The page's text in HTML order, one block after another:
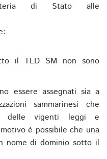
di Stato alle
il TLD SM non sono
essere assegnati sia a
sammarinesi che
delle vigenti leggi e
è possibile che una
nome di dominio sotto il